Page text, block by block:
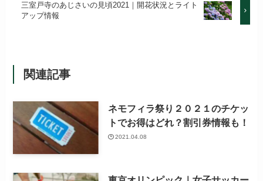
三室戸寺のあじさいの見頃2021｜開花状況とライト
アップ情報
関連記事
ネモフィラ祭り２０２１のチケッ
トでお得はどれ？割引券情報も！
2021.04.08